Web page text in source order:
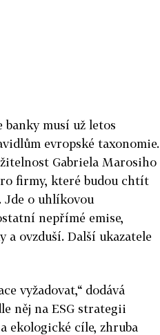
musí už letos
evropské taxonomie.
Gabriela Marosiho
firmy, které budou chtít
Jde o uhlíkovou
nepřímé emise,
a ovzduší. Další ukazatele
vyžadovat,“ dodává
něj na ESG strategii
ekologické cíle, zhruba